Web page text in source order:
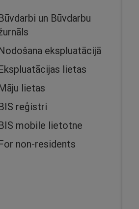
un Būvdarbu
ekspluatācijā
lietas
lietas
reģistri
mobile lietotne
non-residents